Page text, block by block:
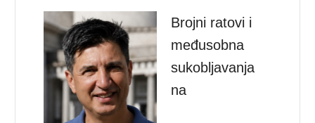
Brojni ratovi i
međusobna
sukobljavanja
na